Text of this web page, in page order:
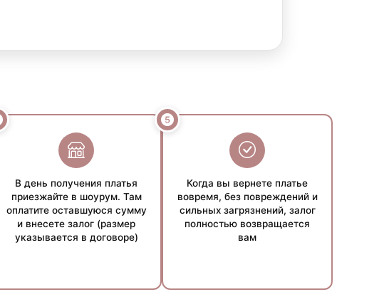
В день получения платья
приезжайте в шоурум. Там
оплатите оставшуюся сумму
и внесете залог (размер
указывается в договоре)
Когда вы вернете платье
вовремя, без повреждений и
сильных загрязнений, залог
полностью возвращается
вам
обстоятельств. Точные условия уточняйте у наших